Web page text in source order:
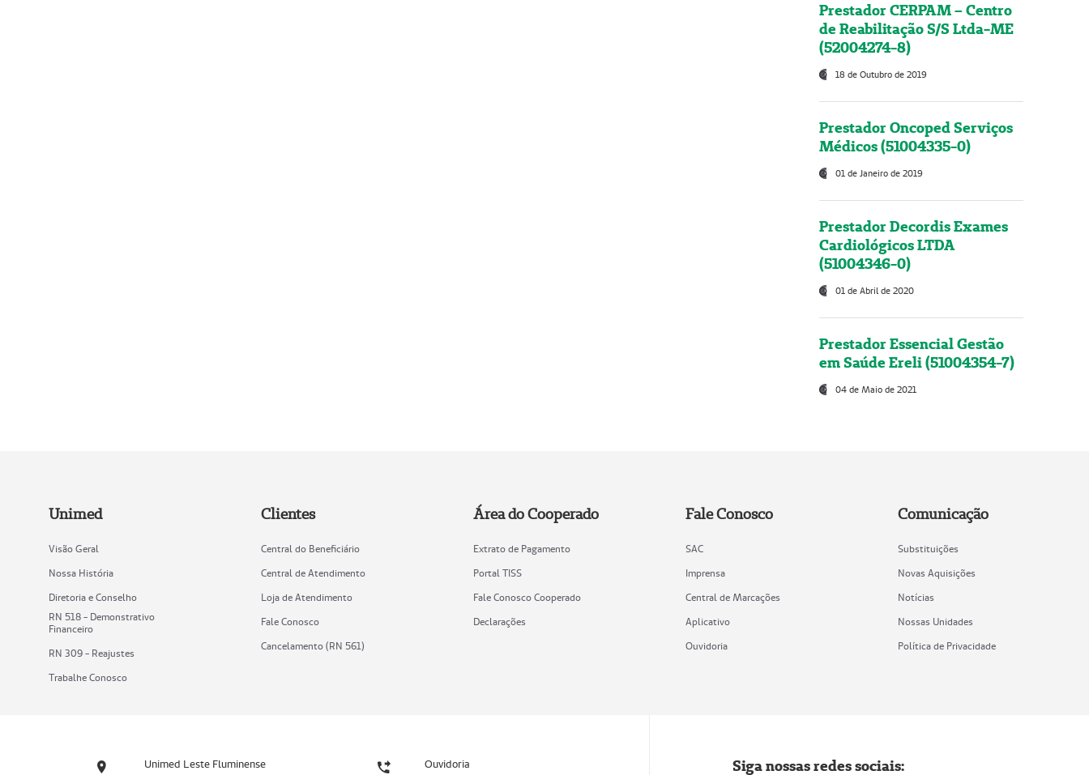
Prestador CERPAM – Centro
de Reabilitação S/S Ltda-ME
(52004274-8)
18 de Outubro de 2019
Prestador Oncoped Serviços
Médicos (51004335-0)
01 de Janeiro de 2019
Prestador Decordis Exames
Cardiológicos LTDA
(51004346-0)
01 de Abril de 2020
Prestador Essencial Gestão
em Saúde Ereli (51004354-7)
04 de Maio de 2021
Unimed
Visão Geral
Nossa História
Diretoria e Conselho
RN 518 - Demonstrativo
Financeiro
RN 309 - Reajustes
Trabalhe Conosco
Clientes
Central do Beneficiário
Central de Atendimento
Loja de Atendimento
Fale Conosco
Cancelamento (RN 561)
Área do Cooperado
Extrato de Pagamento
Portal TISS
Fale Conosco Cooperado
Declarações
Fale Conosco
SAC
Imprensa
Central de Marcações
Aplicativo
Ouvidoria
Comunicação
Substituições
Novas Aquisições
Notícias
Nossas Unidades
Política de Privacidade
Unimed Leste Fluminense Ouvidoria Siga nossas redes sociais: